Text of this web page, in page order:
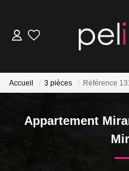
Belles
Accueil 3 pièces Référence
Appartement